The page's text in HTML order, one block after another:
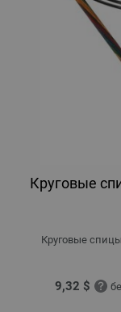
Круговые
Круговые
9,32 $